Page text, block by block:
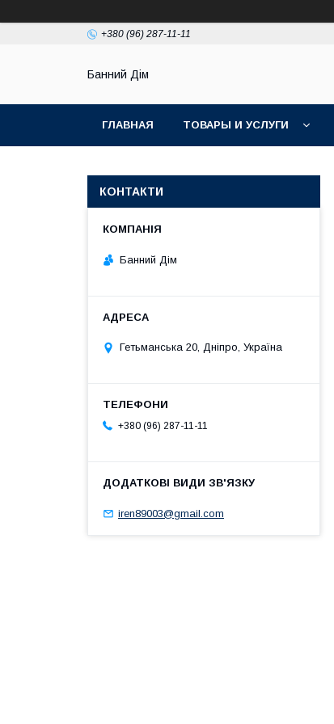
+380 (96) 287-11-11
Банний Дім
ГЛАВНАЯ ТОВАРЫ И УСЛУГИ
КОНТАКТИ
Банний Дім
Гетьманська 20, Дніпро, Україна
+380 (96) 287-11-11
iren89003@gmail.com